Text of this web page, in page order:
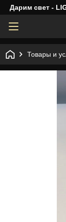
Дарим свет -
Товары и